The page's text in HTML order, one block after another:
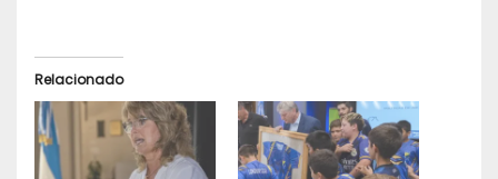
Relacionado